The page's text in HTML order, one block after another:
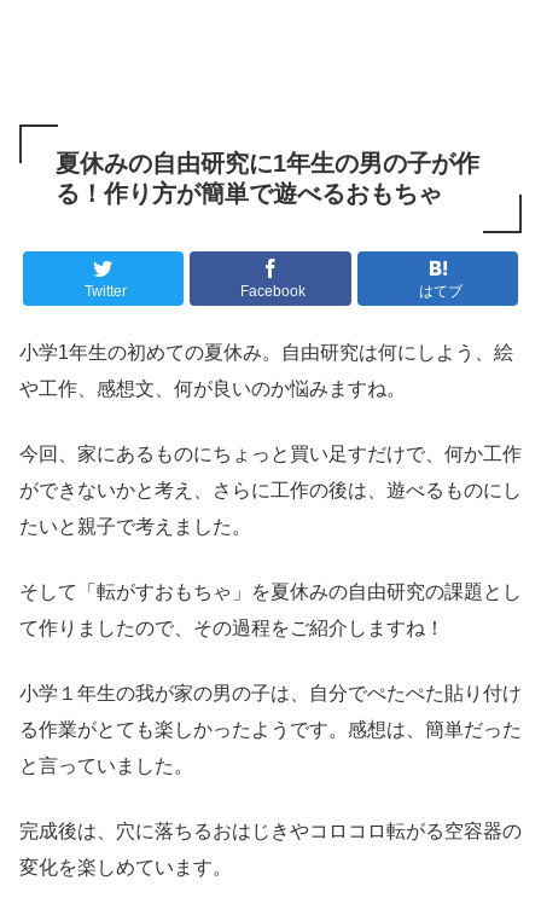
夏休みの自由研究に1年生の男の子が作
る！作り方が簡単で遊べるおもちゃ
Twitter Facebook はてブ
小学1年生の初めての夏休み。自由研究は何にしよう、絵
や工作、感想文、何が良いのか悩みますね。
今回、家にあるものにちょっと買い足すだけで、何か工作
ができないかと考え、さらに工作の後は、遊べるものにし
たいと親子で考えました。
そして「転がすおもちゃ」を夏休みの自由研究の課題とし
て作りましたので、その過程をご紹介しますね！
小学１年生の我が家の男の子は、自分でぺたぺた貼り付け
る作業がとても楽しかったようです。感想は、簡単だった
と言っていました。
完成後は、穴に落ちるおはじきやコロコロ転がる空容器の
変化を楽しめています。